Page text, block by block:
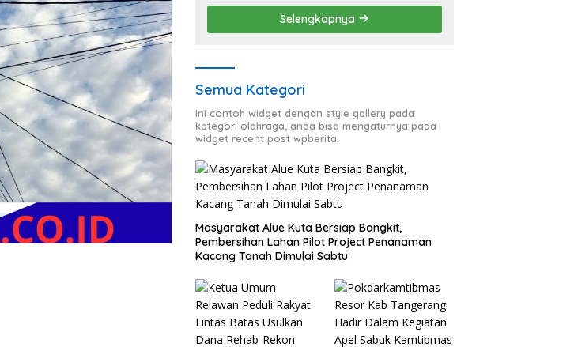
Pembenahan Fasilitas
Sekolah
Selengkapnya
Semua Kategori
Ini contoh widget dengan style gallery pada
kategori olahraga, anda bisa mengaturnya pada
widget recent post wpberita.
Masyarakat Alue Kuta Bersiap Bangkit,
Pembersihan Lahan Pilot Project Penanaman
Kacang Tanah Dimulai Sabtu